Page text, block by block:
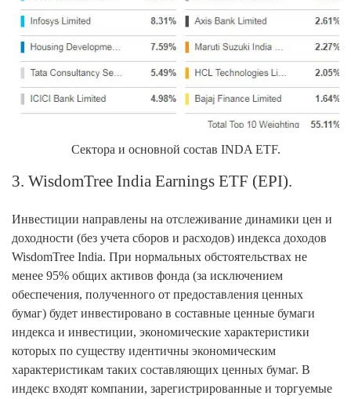
Сектора и основной состав INDA ETF.
3. WisdomTree India Earnings ETF (EPI).
Инвестиции направлены на отслеживание динамики цен и
доходности (без учета сборов и расходов) индекса доходов
WisdomTree India. При нормальных обстоятельствах не
менее 95% общих активов фонда (за исключением
обеспечения, полученного от предоставления ценных
бумаг) будет инвестировано в составные ценные бумаги
индекса и инвестиции, экономические характеристики
которых по существу идентичны экономическим
характеристикам таких составляющих ценных бумаг. В
индекс входят компании, зарегистрированные и торгуемые